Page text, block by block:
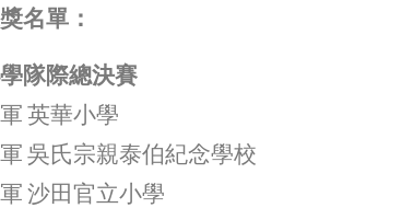
名單：
隊際總決賽
英華小學
吳氏宗親泰伯紀念學校
沙田官立小學